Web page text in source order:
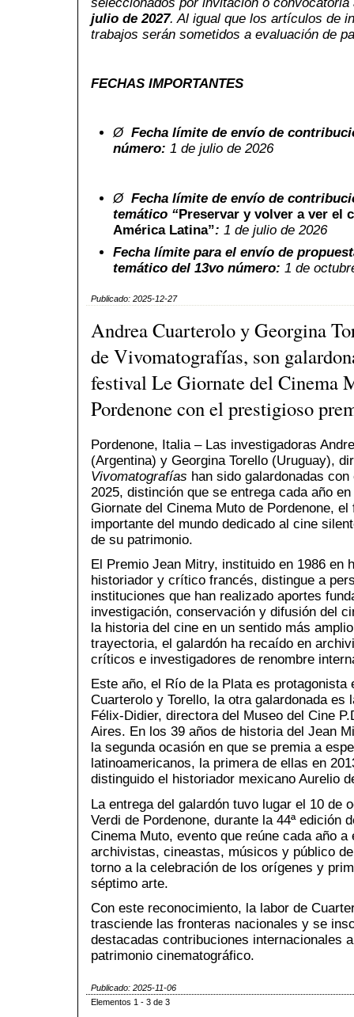
julio de 2027. Al igual que los artículos de
trabajos serán sometidos a evaluación de
FECHAS IMPORTANTES
Ø Fecha límite de envío de
número: 1 de julio de 2026
Ø Fecha límite de envío de
temático “Preservar y volver a ver el
América Latina”: 1 de julio de 2026
Fecha límite para el envío de
temático del 13vo número: 1 de
Publicado: 2025-12-27
Andrea Cuarterolo y Georgina
de Vivomatografías, son
festival Le Giornate del Cinema
Pordenone con el prestigioso
Pordenone, Italia – Las investigadoras
(Argentina) y Georgina Torello (Uruguay),
Vivomatografías han sido galardonadas
2025, distinción que se entrega cada año
Giornate del Cinema Muto de Pordenone,
importante del mundo dedicado al cine
de su patrimonio.
El Premio Jean Mitry, instituido en 1986 en
historiador y crítico francés, distingue a
instituciones que han realizado aportes
investigación, conservación y difusión del
la historia del cine en un sentido más
trayectoria, el galardón ha recaído en
críticos e investigadores de renombre
Este año, el Río de la Plata es protagonista
Cuarterolo y Torello, la otra galardonada es
Félix-Didier, directora del Museo del Cine
Aires. En los 39 años de historia del Jean
la segunda ocasión en que se premia a
latinoamericanos, la primera de ellas en
distinguido el historiador mexicano Aurelio
La entrega del galardón tuvo lugar el 10 de
Verdi de Pordenone, durante la 44ª edición
Cinema Muto, evento que reúne cada año a
archivistas, cineastas, músicos y público
torno a la celebración de los orígenes y
séptimo arte.
Con este reconocimiento, la labor de
trasciende las fronteras nacionales y se
destacadas contribuciones internacionales
patrimonio cinematográfico.
Publicado: 2025-11-06
Elementos 1 - 3 de 3